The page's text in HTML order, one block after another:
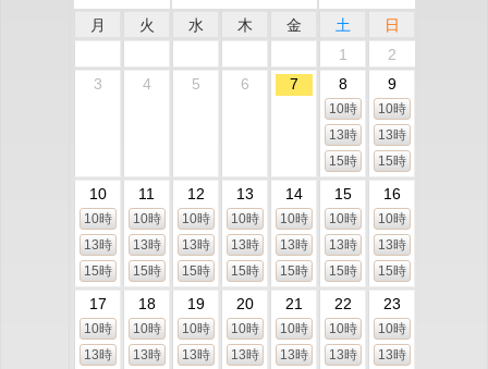
月 火 水 木 金 土
日
1
2
3
4 5 6 7 8
10時
13時
15時
9
10時
13時
15時
10
10時
13時
15時
11
10時
13時
15時
12
10時
13時
15時
13
10時
13時
15時
14
10時
13時
15時
15
10時
13時
15時
16
10時
13時
15時
17
10時
13時
18
10時
13時
19
10時
13時
20
10時
13時
21
10時
13時
22
10時
13時
23
10時
13時